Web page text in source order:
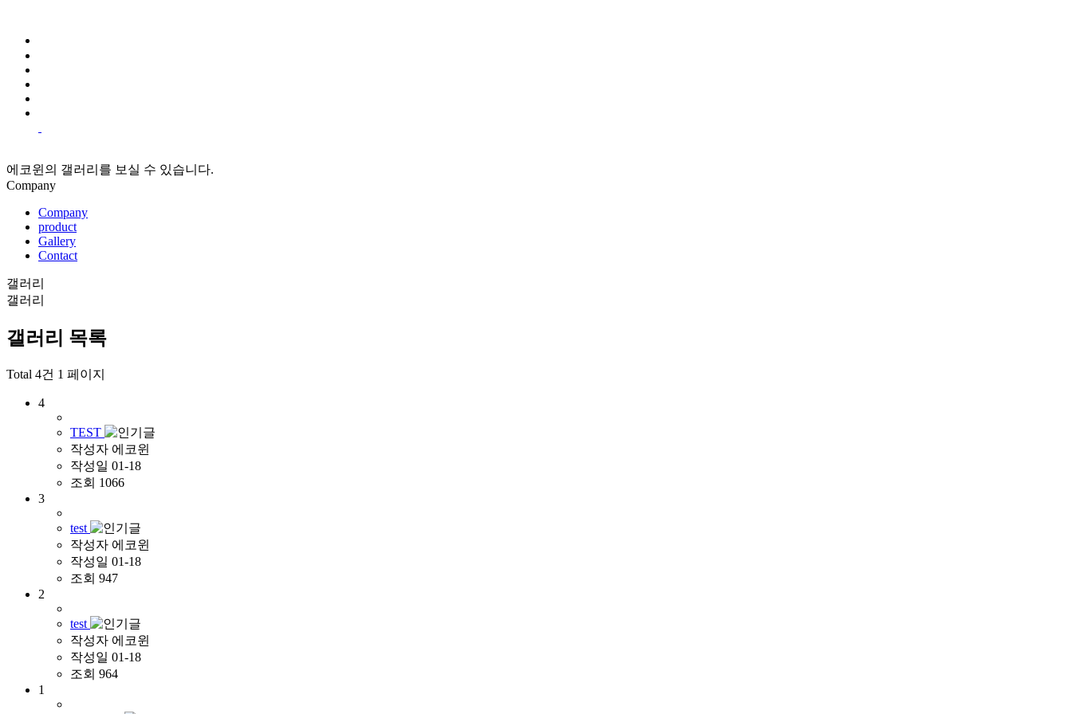
에코윈의 갤러리를 보실 수 있습니다.
Company
Company
product
Gallery
Contact
갤러리
갤러리
갤러리 목록
Total 4건 1 페이지
4
TEST
작성자 에코윈
작성일 01-18
조회 1066
3
test
작성자 에코윈
작성일 01-18
조회 947
2
test
작성자 에코윈
작성일 01-18
조회 964
1